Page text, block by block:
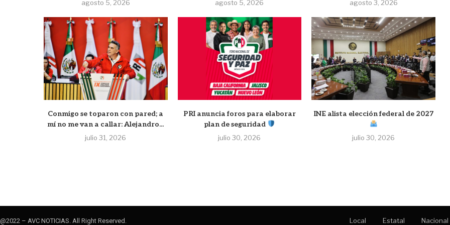
agosto 5, 2026 agosto 5, 2026 agosto 3, 2026
Conmigo se toparon con pared; a
mí no me van a callar: Alejandro...
julio 31, 2026
PRI anuncia foros para elaborar
plan de seguridad
julio 30, 2026
INE alista elección federal de 2027
julio 30, 2026
@2022 – AVC NOTICIAS. All Right Reserved. Local Estatal Nacional